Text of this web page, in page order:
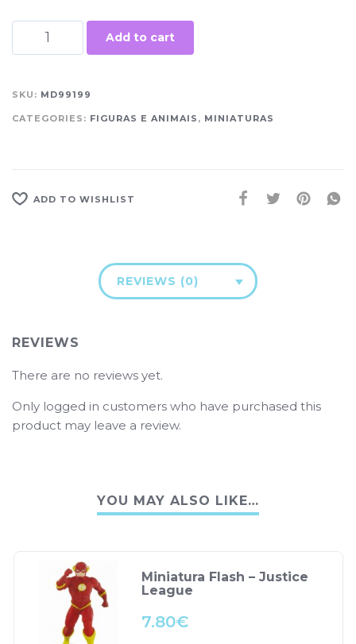
Add to cart
SKU: MD99199
CATEGORIES: FIGURAS E ANIMAIS , MINIATURAS
ADD TO WISHLIST
REVIEWS (0)
REVIEWS
There are no reviews yet.
Only logged in customers who have purchased this
product may leave a review.
YOU MAY ALSO LIKE…
Miniatura Flash – Justice
League
7.80€